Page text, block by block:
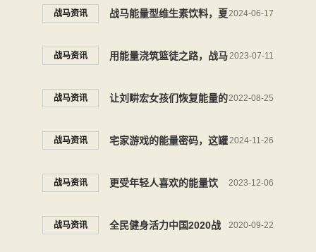
血战舞俱乐部赛LOCKING
战马资讯 战马能量型维生素饮料，夏
日冲浪顶级标配
2024-06-17
战马资讯 用能量浇筑篮徒之路，战马
持续助力年轻追梦人
2023-07-11
战马资讯 让刘畊宏女孩们恢复能量的
健身功能性饮料有哪些？
2022-08-25
战马资讯 宅家游戏的能量密码，这罐
功能饮料打开新世界
2024-11-26
战马资讯 更受年轻人喜欢的能量饮
料，战马为每一个梦想助力
2023-12-06
战马资讯 全民健身活力中国2020战 2020-09-22